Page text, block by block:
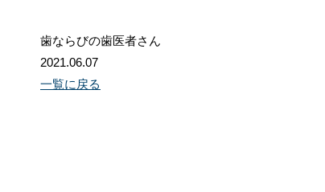
歯ならびの歯医者さん
2021.06.07
一覧に戻る